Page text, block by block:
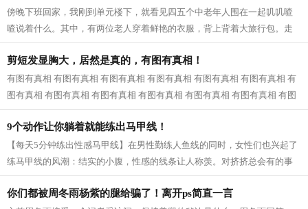
傍晚下班回家，我刚到单元楼下，就看见四五个中老年人围在一起叽叽喳
喳说着什么。其中，有两位老人穿着鲜艳的衣服，背上背着大旅行包。走
近一看，原来是婆婆和公公，我已经快...
剪短发显胸大，居然是真的，有图有真相！
有图有真相 有图有真相 有图有真相 有图有真相 有图有真相 有图有真相 有
图有真相 有图有真相 有图有真相 有图有真相 有图有真相 有图有真相 有图
有真相...
9个动作让你躺着就能练出马甲线！
【每天5分钟练出性感马甲线】在男性勤练人鱼线的同时，女性们也兴起了
练马甲线的风潮：结实的小腹，性感的线条让人称羡。对挤挤总会有的事
业线，拥有马甲线的女性呈现的体态更...
你们都被周冬雨杨紫的腿给骗了！离开ps简直一言